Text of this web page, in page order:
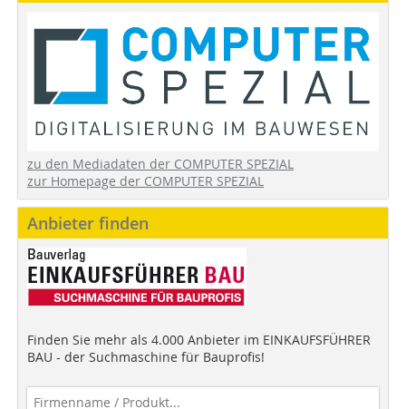
zu den Mediadaten der COMPUTER SPEZIAL
zur Homepage der COMPUTER SPEZIAL
Anbieter finden
Finden Sie mehr als 4.000 Anbieter im EINKAUFSFÜHRER
BAU - der Suchmaschine für Bauprofis!